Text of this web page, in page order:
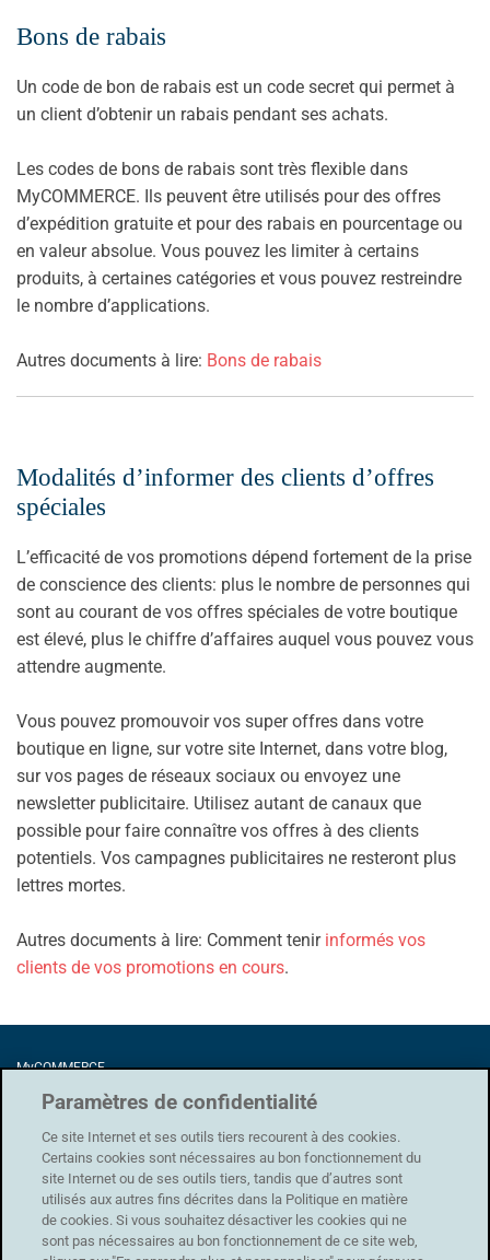
Bons de rabais
Un code de bon de rabais est un code secret qui permet à
un client d’obtenir un rabais pendant ses achats.
Les codes de bons de rabais sont très flexible dans
MyCOMMERCE. Ils peuvent être utilisés pour des offres
d’expédition gratuite et pour des rabais en pourcentage ou
en valeur absolue. Vous pouvez les limiter à certains
produits, à certaines catégories et vous pouvez restreindre
le nombre d’applications.
Autres documents à lire: Bons de rabais
Modalités d’informer des clients d’offres
spéciales
L’efficacité de vos promotions dépend fortement de la prise
de conscience des clients: plus le nombre de personnes qui
sont au courant de vos offres spéciales de votre boutique
est élevé, plus le chiffre d’affaires auquel vous pouvez vous
attendre augmente.
Vous pouvez promouvoir vos super offres dans votre
boutique en ligne, sur votre site Internet, dans votre blog,
sur vos pages de réseaux sociaux ou envoyez une
newsletter publicitaire. Utilisez autant de canaux que
possible pour faire connaître vos offres à des clients
potentiels. Vos campagnes publicitaires ne resteront plus
lettres mortes.
Autres documents à lire: Comment tenir informés vos
clients de vos promotions en cours.
MyCOMMERCE
8005 Zürich
Protection des données CG | Conditions d'utilisation | Mentions légales
Assistance
Paramètres de confidentialité
Ce site Internet et ses outils tiers recourent à des cookies.
Certains cookies sont nécessaires au bon fonctionnement du
site Internet ou de ses outils tiers, tandis que d’autres sont
utilisés aux autres fins décrites dans la Politique en matière
de cookies. Si vous souhaitez désactiver les cookies qui ne
sont pas nécessaires au bon fonctionnement de ce site web,